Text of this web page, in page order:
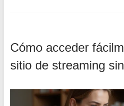
Cómo acceder
sitio de streaming